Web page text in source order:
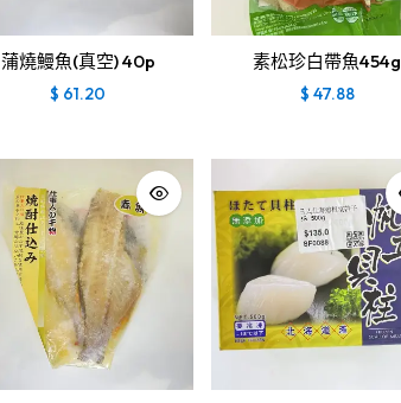
蒲燒鰻魚(真空) 40p
$ 61.20
素松珍白帶魚454g
$ 47.88